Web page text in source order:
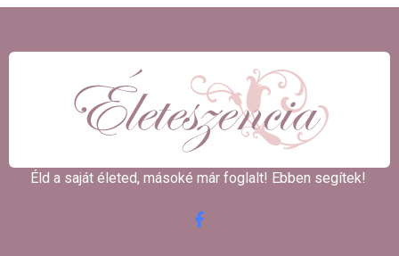
Éld a saját életed, másoké már foglalt! Ebben segítek! ​